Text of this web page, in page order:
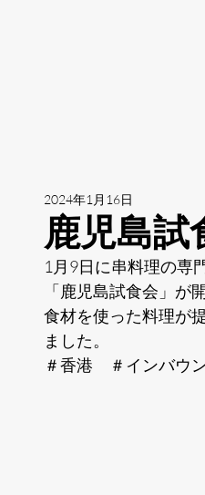
鹿児島試
2024年1月16日
1月9日に串料理の専
「鹿児島試食会」
食材を使った料理が
ました。
＃香港　＃インバウ